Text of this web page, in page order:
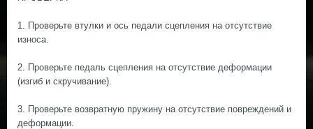
1. Проверьте втулки и ось педали сцепления на отсутствие
износа.
2. Проверьте педаль сцепления на отсутствие деформации
(изгиб и скручивание).
3. Проверьте возвратную пружину на отсутствие повреждений и
деформации.